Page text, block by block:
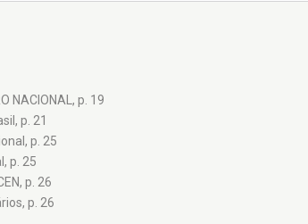
NACIONAL, p. 19
p. 21
p. 25
p. 25
p. 26
p. 26